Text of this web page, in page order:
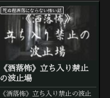
死ぬ程洒落にならない怖い話
《洒落怖》立ち入り禁止
の波止場
《洒落怖》立ち入り禁止の波止